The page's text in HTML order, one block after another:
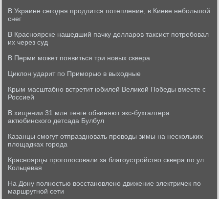
В Украине сегодня продлится потепление, в Киеве небольшой
снег
В Красноярске нашедший пачку долларов таксист потребовал
их через суд
В Перми может появиться три новых сквера
Циклон ударит по Приморью в выходные
Крым масштабно встретит юбилей Великой Победы вместе с
Россией
В хищении 31 млн тенге обвиняют экс-бухгалтера
актюбинского детсада Булбул
Казанцы смогут отпраздновать проводы зимы на нескольких
площадках города
Красноярцы проголосовали за благоустройство сквера по ул.
Кольцевая
На Дону полностью восстановлено движение электричек по
маршрутной сети